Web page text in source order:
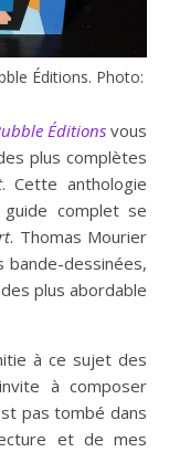
Éditions. Photo:
Éditionsvous
plus complètes
. Cette anthologie
complet se
. Thomas Mourier
bande-dessinées,
plus abordable
à ce sujet des
à composer
pas tombé dans
et de mes